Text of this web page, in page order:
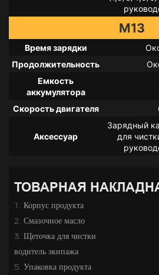
M13
Время зарядки
Продолжительность
Емкость
аккумулятора
Скорость двигателя
Аксессуар
Зарядный
для
ТОВАРНАЯ
1. Корпус продукта
2. Смазочное масло
3. Щеточка для чистки
водитель экипажа
5. Упаковка продукта